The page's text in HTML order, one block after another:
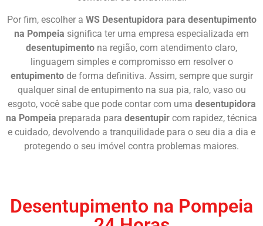
Por fim, escolher a WS Desentupidora para desentupimento
na Pompeia significa ter uma empresa especializada em
desentupimento na região, com atendimento claro,
linguagem simples e compromisso em resolver o
entupimentode forma definitiva. Assim, sempre que surgir
qualquer sinal de entupimento na sua pia, ralo, vaso ou
esgoto, você sabe que pode contar com uma desentupidora
na Pompeia preparada para desentupir com rapidez, técnica
e cuidado, devolvendo a tranquilidade para o seu dia a dia e
protegendo o seu imóvel contra problemas maiores.
Desentupimento na Pompeia